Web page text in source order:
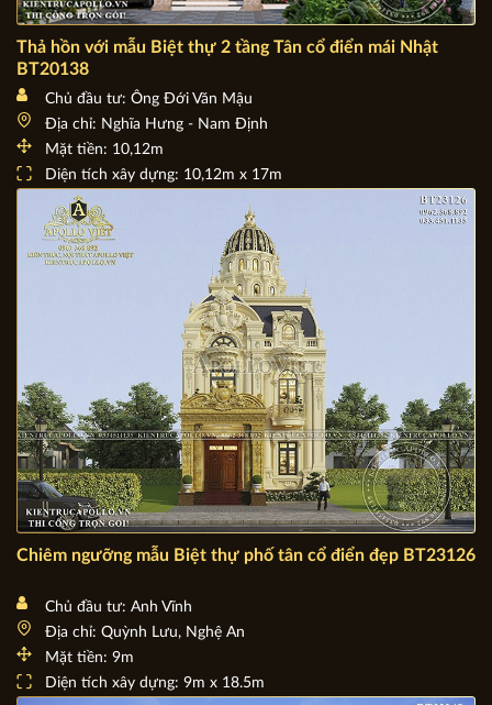
Thả hồn với mẫu Biệt thự 2 tầng Tân cổ điển mái Nhật
BT20138
Chủ đầu tư: Ông Đới Văn Mậu
Địa chỉ: Nghĩa Hưng - Nam Định
Mặt tiền: 10,12m
Diện tích xây dựng: 10,12m x 17m
Chiêm ngưỡng mẫu Biệt thự phố tân cổ điển đẹp BT23126
Chủ đầu tư: Anh Vĩnh